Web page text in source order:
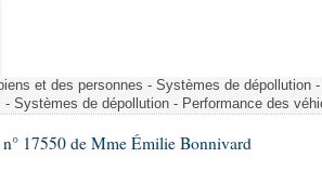
des lois
des lois
sociale
et des personnes - Systèmes de dépollution
- Systèmes de dépollution - Performance des
17550 de Mme Émilie Bonnivard